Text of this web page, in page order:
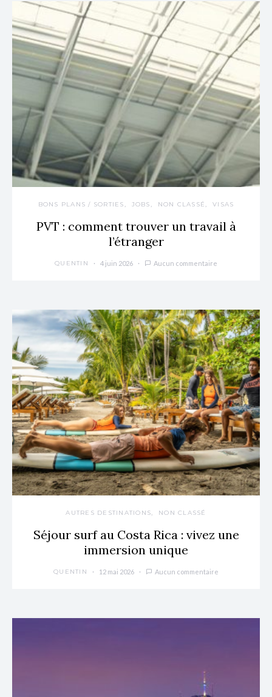
BONS PLANS / SORTIES JOBS NON CLASSÉ VISAS
PVT : comment trouver un travail à
l’étranger
QUENTIN 4 juin 2026 Aucun commentaire
AUTRES DESTINATIONS NON CLASSÉ
Séjour surf au Costa Rica : vivez une
immersion unique
QUENTIN 12 mai 2026 Aucun commentaire